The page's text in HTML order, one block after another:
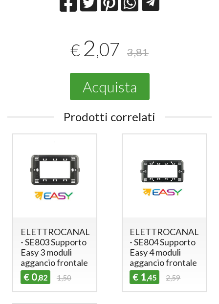
€ 2,07 3,81
Acquista
Prodotti correlati
ELETTROCANALI
- SE803 Supporto
Easy 3 moduli
aggancio frontale
€ 0,82 1,50
ELETTROCANALI
- SE804 Supporto
Easy 4 moduli
aggancio frontale
€ 1,45 2,59